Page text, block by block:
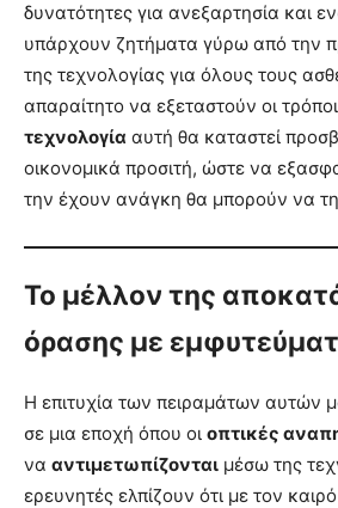
δυνατότητες για ανεξαρτησία και
υπάρχουν ζητήματα γύρω από την
της τεχνολογίας για όλους τους
απαραίτητο να εξεταστούν οι
τεχνολογία αυτή θα καταστεί
οικονομικά προσιτή, ώστε να
την έχουν ανάγκη θα μπορούν να
Το μέλλον της
όρασης με
Η επιτυχία των πειραμάτων αυτών
σε μια εποχή όπου οι οπτικές
να αντιμετωπίζονται μέσω της
ερευνητές ελπίζουν ότι με τον